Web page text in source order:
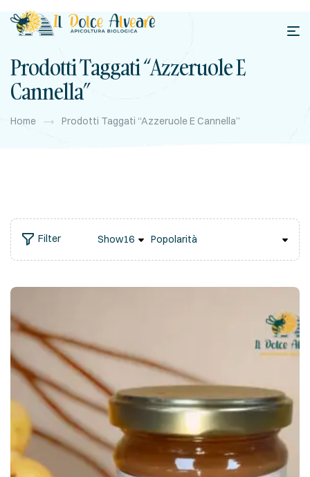
Prodotti Taggati “azzeruole E
Cannella”
Home Prodotti Taggati “azzeruole E Cannella”
Filter Show